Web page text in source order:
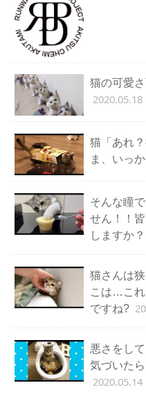
猫の可愛
2020.05.18
猫「あれ
ま、いっか
そんな瞳
せん！！
しますか？
猫さんは
こは…これ
ですね?
悪さをし
気づいた
2020.05.14